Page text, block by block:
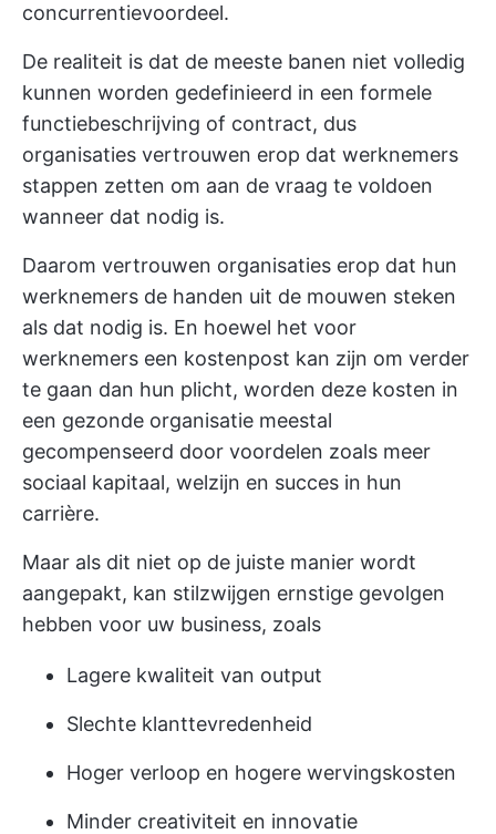
concurrentievoordeel.
De realiteit is dat de meeste banen niet volledig
kunnen worden gedefinieerd in een formele
functiebeschrijving of contract, dus
organisaties vertrouwen erop dat werknemers
stappen zetten om aan de vraag te voldoen
wanneer dat nodig is.
Daarom vertrouwen organisaties erop dat hun
werknemers de handen uit de mouwen steken
als dat nodig is. En hoewel het voor
werknemers een kostenpost kan zijn om verder
te gaan dan hun plicht, worden deze kosten in
een gezonde organisatie meestal
gecompenseerd door voordelen zoals meer
sociaal kapitaal, welzijn en succes in hun
carrière.
Maar als dit niet op de juiste manier wordt
aangepakt, kan stilzwijgen ernstige gevolgen
hebben voor uw business, zoals
Lagere kwaliteit van output
Slechte klanttevredenheid
Hoger verloop en hogere wervingskosten
Minder creativiteit en innovatie